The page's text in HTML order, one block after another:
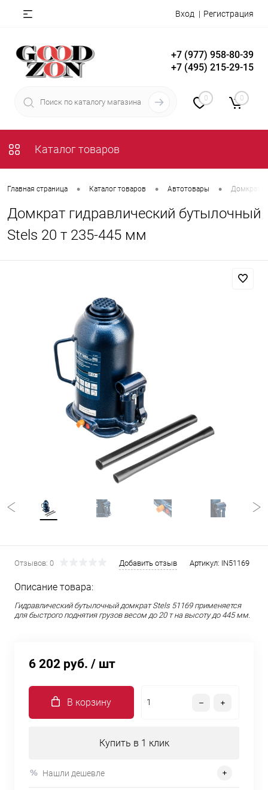
Вход Регистрация
+7 (977) 958-80-39
+7 (495) 215-29-15
0 0
Каталог товаров
Главная страница • Каталог товаров • Автотовары • Домкрат
Домкрат гидравлический бутылочный
Stels 20 т 235-445 мм
Отзывов: 0 Добавить отзыв Артикул: IN51169
Описание товара:
Гидравлический бутылочный домкрат Stels 51169 применяется
для быстрого поднятия грузов весом до 20 т на высоту до 445 мм.
6 202 руб. / шт
В корзину
Купить в 1 клик
Нашли дешевле